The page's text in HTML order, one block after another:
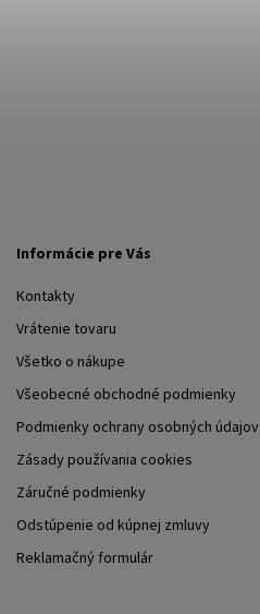
Informácie pre Vás
Kontakty
Vrátenie tovaru
Všetko o nákupe
Všeobecné obchodné podmienky
Podmienky ochrany osobných údajov
Zásady používania cookies
Záručné podmienky
Odstúpenie od kúpnej zmluvy
Reklamačný formulár